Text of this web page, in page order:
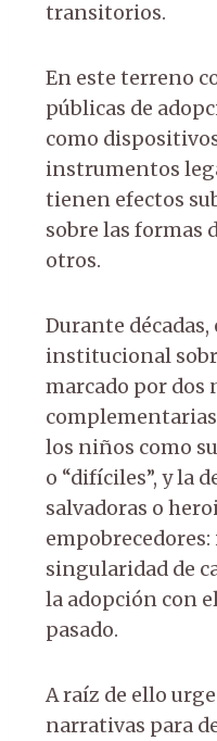
transitorios.
En este terreno
públicas de
como
instrumentos
tienen efectos
sobre las formas
otros.
Durante décadas,
institucional
marcado por dos
los niños como
o “difíciles”, y la
salvadoras o
singularidad de
la adopción con
pasado.
A raíz de ello
narrativas para